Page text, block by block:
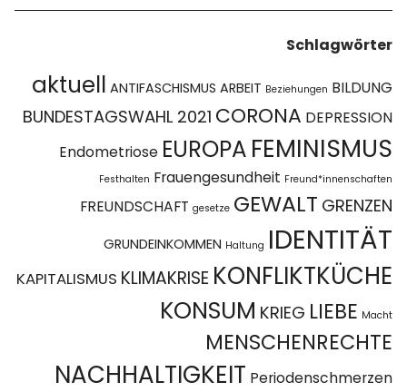
Schlagwörter
aktuell ANTIFASCHISMUS ARBEIT Beziehungen BILDUNG
BUNDESTAGSWAHL 2021 CORONA DEPRESSION
Endometriose EUROPA FEMINISMUS
Festhalten Frauengesundheit Freund*innenschaften
FREUNDSCHAFT gesetze GEWALT GRENZEN
GRUNDEINKOMMEN Haltung IDENTITÄT
KAPITALISMUS KLIMAKRISE KONFLIKTKÜCHE
KONSUM KRIEG LIEBE Macht
MENSCHENRECHTE
NACHHALTIGKEIT Periodenschmerzen